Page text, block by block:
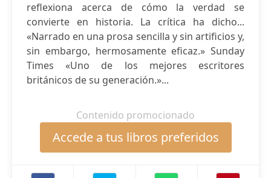
reflexiona acerca de cómo la verdad se
convierte en historia. La crítica ha dicho...
«Narrado en una prosa sencilla y sin artificios y,
sin embargo, hermosamente eficaz.» Sunday
Times «Uno de los mejores escritores
británicos de su generación.»...
Contenido promocionado
Accede a tus libros preferidos